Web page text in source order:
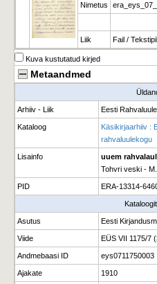
Nimetus
Liik Fail /
Kuva kustutatud kirjed
Metaandmed
Arhiiv - Liik Eesti
Kataloog
Käsikirjaarhiiv :
rahvaluulekogu
Lisainfo uuem rahvalaul
Tohvri veski -
PID ERA-13314-
Asutus Eesti
Viide EÜS VII 1175/7
Andmebaasi ID eys0711750003
Ajakate 1910